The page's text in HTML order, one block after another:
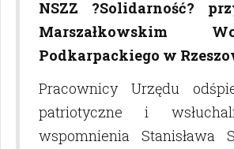
NSZZ ?Solidarność?
Marszałkowskim
Podkarpackiego w
Pracownicy Urzędu
patriotyczne i
wspomnienia Stanisława